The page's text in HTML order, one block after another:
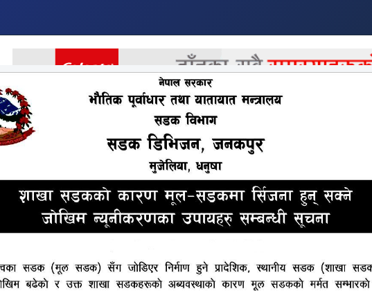
विचार अन्तराष्ट्रियखेलकुदमनोरन्जनअन्य
हप्ताको दुई दिन बल्खुमा खरिद गर्न पाइने